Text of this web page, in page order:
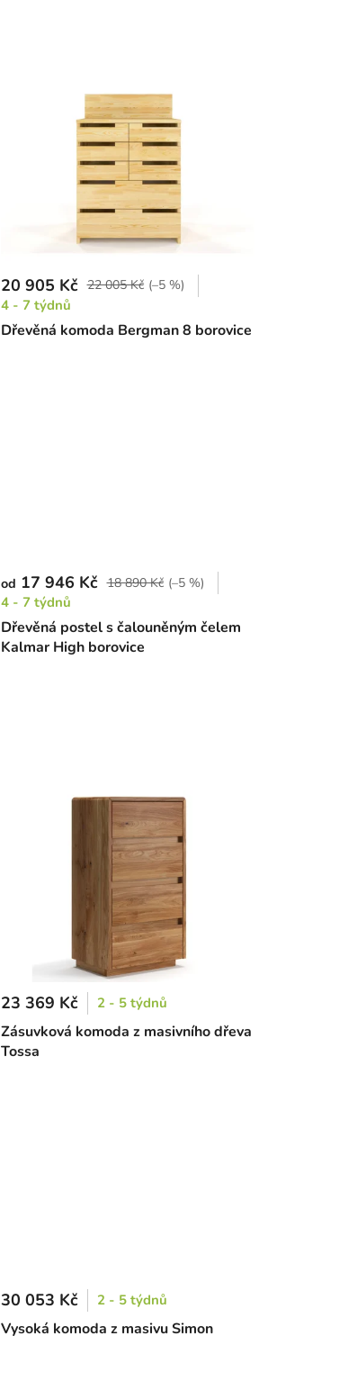
Dřevěná komoda Bergman 8 borovice
20 905 Kč 22 005 Kč (–5 %)
4 - 7 týdnů
Dřevěná postel s čalouněným čelem
Kalmar High borovice
od 17 946 Kč 18 890 Kč (–5 %)
4 - 7 týdnů
Zásuvková komoda z masivního dřeva
Tossa
23 369 Kč 2 - 5 týdnů
Vysoká komoda z masivu Simon
30 053 Kč 2 - 5 týdnů